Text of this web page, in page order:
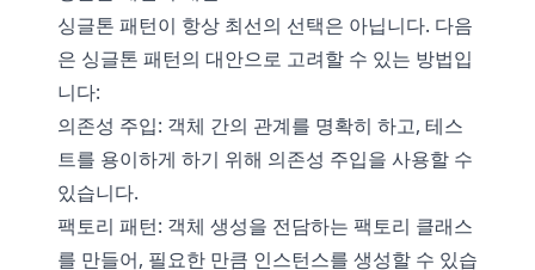
싱글톤 패턴이 항상 최선의 선택은 아닙니다. 다음
은 싱글톤 패턴의 대안으로 고려할 수 있는 방법입
니다:
의존성 주입: 객체 간의 관계를 명확히 하고, 테스
트를 용이하게 하기 위해 의존성 주입을 사용할 수
있습니다.
팩토리 패턴: 객체 생성을 전담하는 팩토리 클래스
를 만들어, 필요한 만큼 인스턴스를 생성할 수 있습